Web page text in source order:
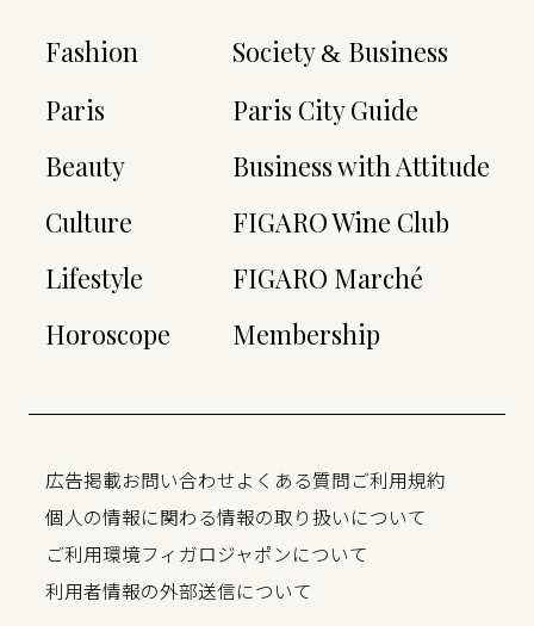
Fashion
Paris
Beauty
Culture
Lifestyle
Horoscope
Society& Business
Paris City Guide
Business with Attitude
FIGARO Wine Club
FIGARO Marché
Membership
広告掲載お問い合わせよくある質問ご利用規約
個人の情報に関わる情報の取り扱いについて
ご利用環境フィガロジャポンについて
利用者情報の外部送信について